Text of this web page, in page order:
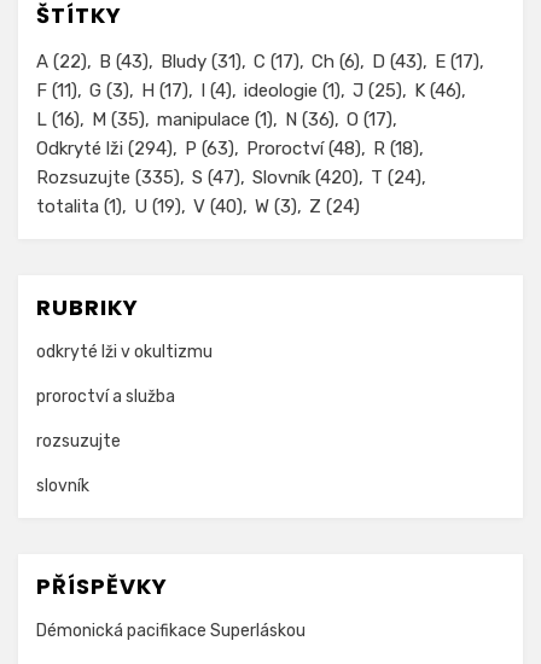
ŠTÍTKY
A (22) B (43) Bludy (31) C (17) Ch (6) D (43) E (17)
F (11) G (3) H (17) (4) ideologie (1) J (25) K (46)
L (16) M (35) manipulace (1) N (36) O (17)
Odkryté lži (294) P (63) Proroctví(48) R (18)
Rozsuzujte (335) S (47) Slovník (420) T (24)
totalita (1) U (19) V (40) W (3) Z (24)
RUBRIKY
odkryté lži v okultizmu
proroctví a služba
rozsuzujte
slovník
PŘÍSPĚVKY
Démonická pacifikace Superláskou